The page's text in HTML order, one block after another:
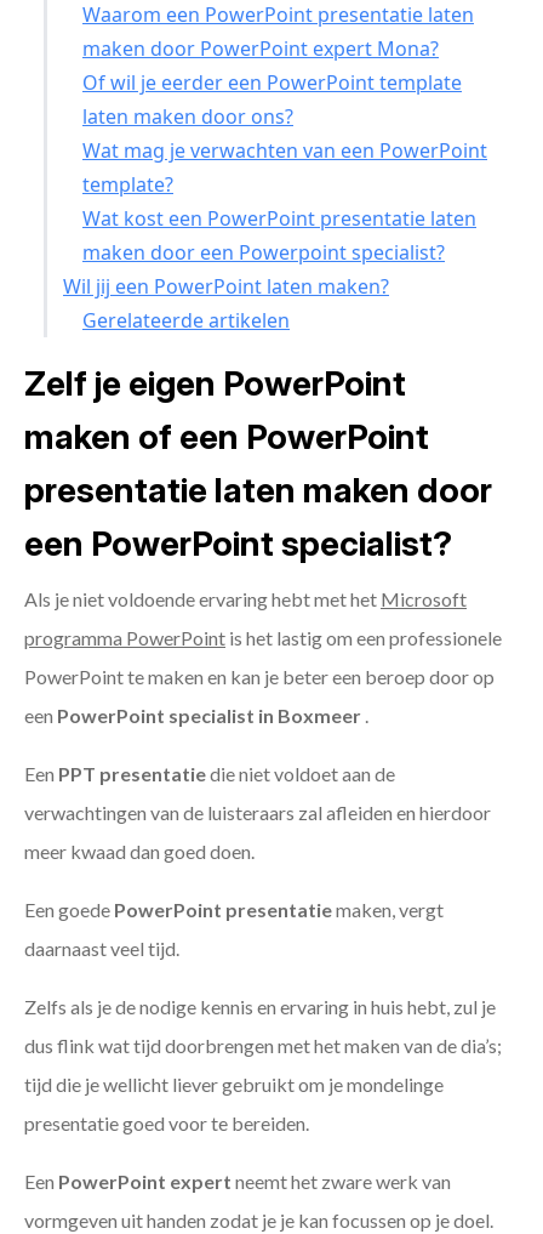
Waarom een PowerPoint presentatie laten
maken door PowerPoint expert Mona?
Of wil je eerder een PowerPoint template
laten maken door ons?
Wat mag je verwachten van een PowerPoint
template?
Wat kost een PowerPoint presentatie laten
maken door een Powerpoint specialist?
Wil jij een PowerPoint laten maken?
Gerelateerde artikelen
Zelf je eigen PowerPoint
maken of een PowerPoint
presentatie laten maken door
een PowerPoint specialist?
Als je niet voldoende ervaring hebt met het Microsoft
programma PowerPoint is het lastig om een professionele
PowerPoint te maken en kan je beter een beroep door op
een PowerPoint specialist in Boxmeer .
Een PPT presentatiedie niet voldoet aan de
verwachtingen van de luisteraars zal afleiden en hierdoor
meer kwaad dan goed doen.
Een goede PowerPoint presentatiemaken, vergt
daarnaast veel tijd.
Zelfs als je de nodige kennis en ervaring in huis hebt, zul je
dus flink wat tijd doorbrengen met het maken van de dia’s;
tijd die je wellicht liever gebruikt om je mondelinge
presentatie goed voor te bereiden.
Een PowerPoint expert neemt het zware werk van
vormgeven uit handen zodat je je kan focussen op je doel.